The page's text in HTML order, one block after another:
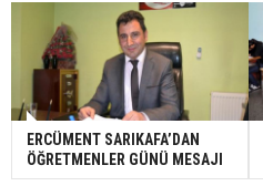
ERCÜMENT SARIKAFA’DAN
ÖĞRETMENLER GÜNÜ MESAJI